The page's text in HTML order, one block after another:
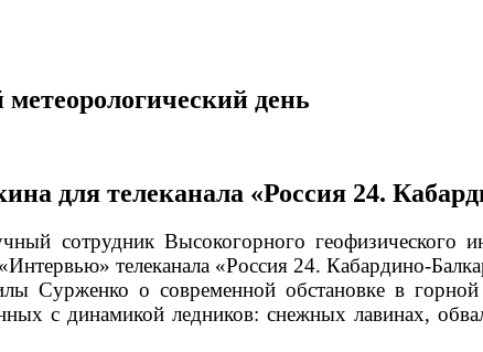
день
для телеканала «Россия 24.
сотрудник Высокогорного геофизического
телеканала «Россия 24. Кабардино-
Сурженко о современной обстановке в
с динамикой ледников: снежных лавинах,